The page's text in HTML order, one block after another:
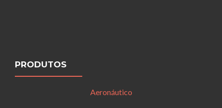
PRODUTOS
Aeronáutico